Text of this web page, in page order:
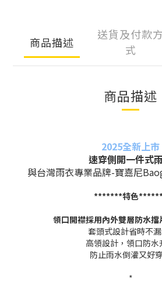
商品描述
送貨及付款方
式
商品描述
2025全新上市
速穿側開一件式
與台灣雨衣專業品牌-寶嘉尼
*******特色*****
領口開襟採用內外雙層防水
套頭式設計省時不
高領設計，領口防水
防止雨水倒灌又好
*